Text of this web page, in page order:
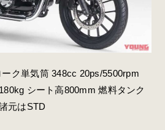
ク単気筒 348cc 20ps/5500rpm
シート高800mm 燃料タンク
元はSTD